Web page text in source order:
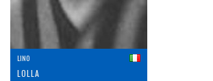
LINO
LOLLA